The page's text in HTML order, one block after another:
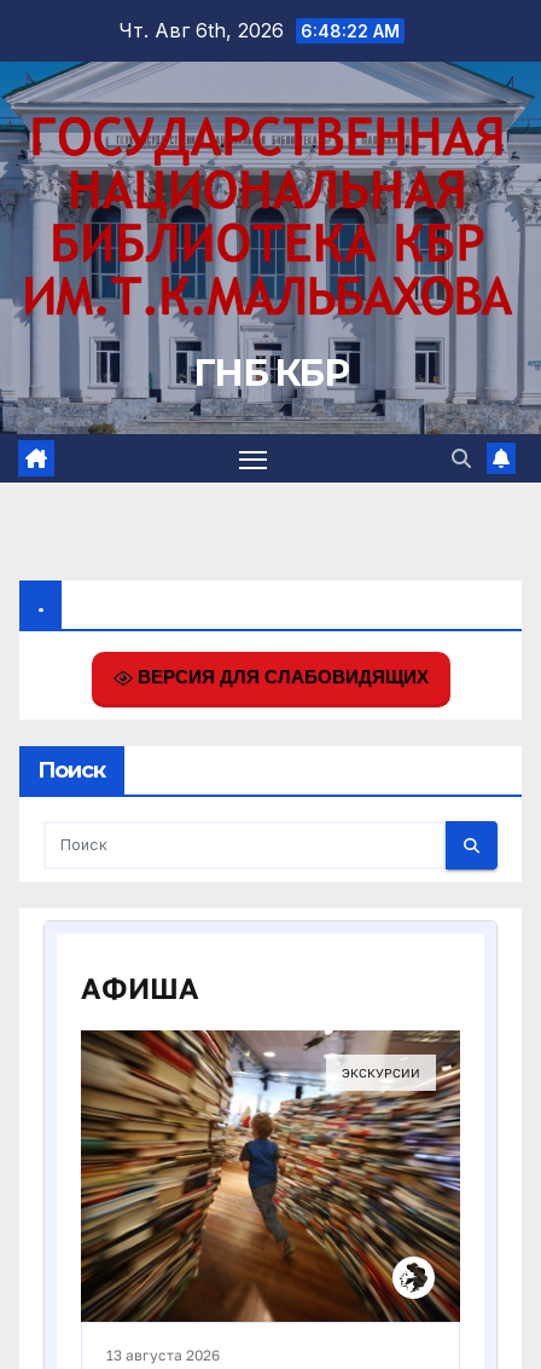
содержимому
Чт. Авг 6th, 2026 6:48:23 AM
ГНБ КБР
.
ВЕРСИЯ ДЛЯ СЛАБОВИДЯЩИХ
Поиск